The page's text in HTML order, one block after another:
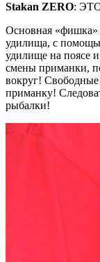
Stakan ZERO:
Основная «фишка»
удилища, с
удилище на поясе
смены приманки,
вокруг!
приманку!
рыбалки!